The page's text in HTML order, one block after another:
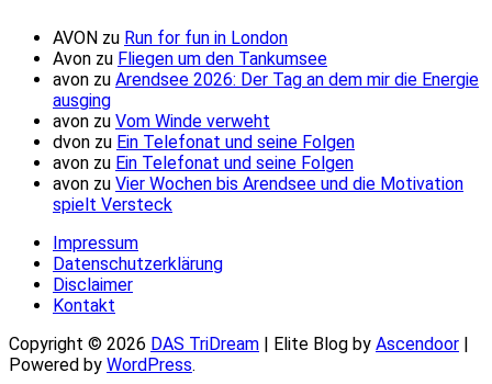
AVON zu Run for fun in London
Avon zu Fliegen um den Tankumsee
avon zu Arendsee 2026: Der Tag an dem mir die Energie
ausging
avon zu Vom Winde verweht
dvon zu Ein Telefonat und seine Folgen
avon zu Ein Telefonat und seine Folgen
avon zu Vier Wochen bis Arendsee und die Motivation
spielt Versteck
Impressum
Datenschutzerklärung
Disclaimer
Kontakt
Copyright © 2026 DAS TriDream | Elite Blog by Ascendoor
Powered by WordPress.